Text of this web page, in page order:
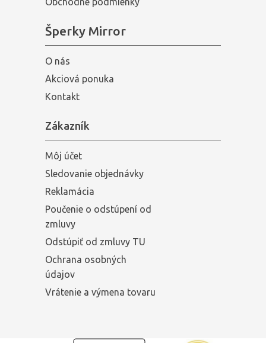
Šperky Mirror
O nás
Akciová ponuka
Kontakt
Zákazník
Môj účet
Sledovanie objednávky
Reklamácia
Poučenie o odstúpení od
zmluvy
Odstúpiť od zmluvy TU
Ochrana osobných
údajov
Vrátenie a výmena tovaru